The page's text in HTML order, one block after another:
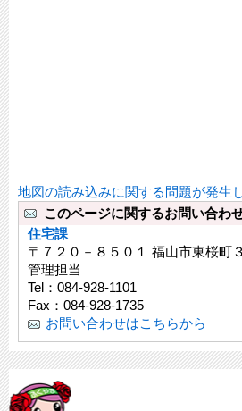
地図の読み込みに関する問題が発生
このページに関するお問い合わ
住宅課
〒７２０－８５０１ 福山市東桜町
管理担当
Tel：084-928-1101
Fax：084-928-1735
お問い合わせはこちらから